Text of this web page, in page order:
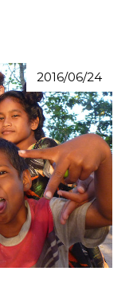
2016/06/24